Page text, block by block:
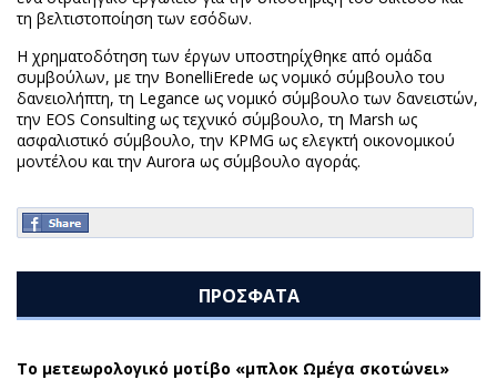
τη βελτιστοποίηση των εσόδων.
Η χρηματοδότηση των έργων υποστηρίχθηκε από ομάδα
συμβούλων, με την BonelliErede ως νομικό σύμβουλο του
δανειολήπτη, τη Legance ως νομικό σύμβουλο των δανειστών,
την EOS Consulting ως τεχνικό σύμβουλο, τη Marsh ως
ασφαλιστικό σύμβουλο, την KPMG ως ελεγκτή οικονομικού
μοντέλου και την Aurora ως σύμβουλο αγοράς.
ΠΡΟΣΦΑΤΑ
Το μετεωρολογικό μοτίβο «μπλοκ Ωμέγα σκοτώνει»